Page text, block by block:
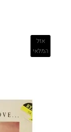
אזל
המלאי